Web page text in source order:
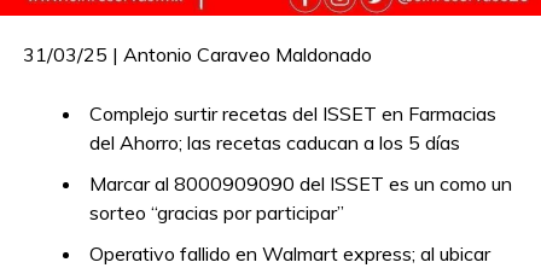
31/03/25 | Antonio Caraveo Maldonado
Complejo surtir recetas del ISSET en Farmacias
del Ahorro; las recetas caducan a los 5 días
Marcar al 8000909090 del ISSET es un como un
sorteo “gracias por participar”
Operativo fallido en Walmart express; al ubicar